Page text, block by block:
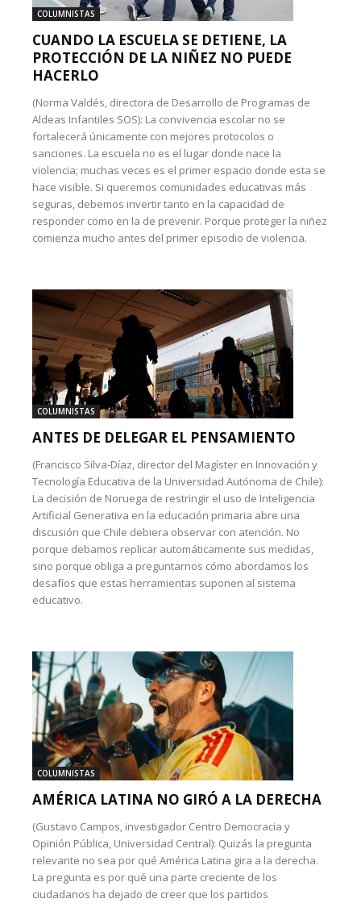
COLUMNISTAS
CUANDO LA ESCUELA SE DETIENE, LA
PROTECCIÓN DE LA NIÑEZ NO PUEDE
HACERLO
(Norma Valdés, directora de Desarrollo de Programas de
Aldeas Infantiles SOS): La convivencia escolar no se
fortalecerá únicamente con mejores protocolos o
sanciones. La escuela no es el lugar donde nace la
violencia; muchas veces es el primer espacio donde esta se
hace visible. Si queremos comunidades educativas más
seguras, debemos invertir tanto en la capacidad de
responder como en la de prevenir. Porque proteger la niñez
comienza mucho antes del primer episodio de violencia.
COLUMNISTAS
ANTES DE DELEGAR EL PENSAMIENTO
(Francisco Silva-Díaz, director del Magíster en Innovación y
Tecnología Educativa de la Universidad Autónoma de Chile):
La decisión de Noruega de restringir el uso de Inteligencia
Artificial Generativa en la educación primaria abre una
discusión que Chile debiera observar con atención. No
porque debamos replicar automáticamente sus medidas,
sino porque obliga a preguntarnos cómo abordamos los
desafíos que estas herramientas suponen al sistema
educativo.
COLUMNISTAS
AMÉRICA LATINA NO GIRÓ A LA DERECHA
(Gustavo Campos, investigador Centro Democracia y
Opinión Pública, Universidad Central): Quizás la pregunta
relevante no sea por qué América Latina gira a la derecha.
La pregunta es por qué una parte creciente de los
ciudadanos ha dejado de creer que los partidos